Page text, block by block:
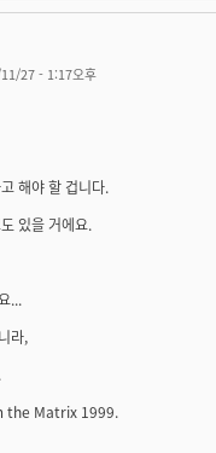
27 - 1:17오후
해야 할 겁니다.
있을 거에요.
...
라,
the Matrix 1999.